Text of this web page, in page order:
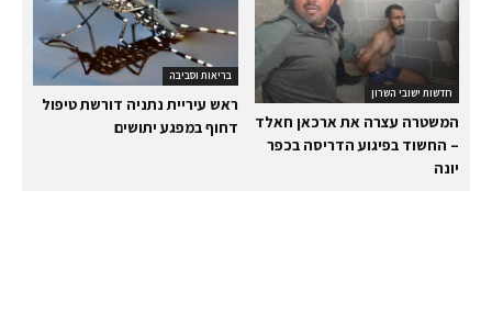
בריאות וסביבה
ראש עיריית נתניה דורשת טיפול
דחוף במפגע יתושים
חדשות ישובי השרון
המשטרה עצרה את ארכאן חאלד
– החשוד בפיגוע הדריסה בכפר
יונה